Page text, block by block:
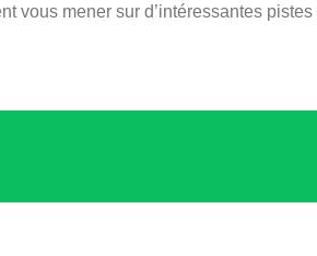
vous mener sur d’intéressantes